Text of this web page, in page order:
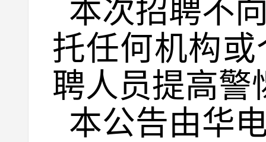
本次招聘不
托任何机构
聘人员提高警
本公告由华